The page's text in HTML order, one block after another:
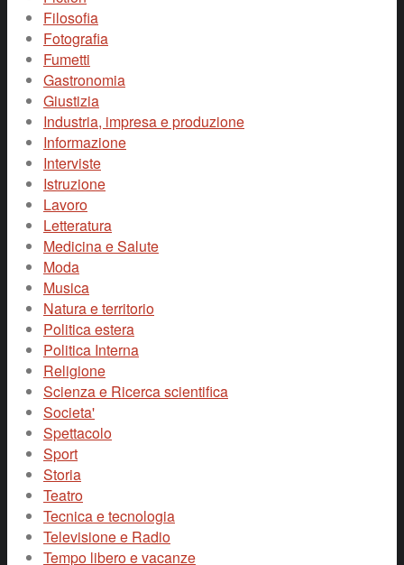
Filosofia
Fotografia
Fumetti
Gastronomia
Giustizia
Industria, impresa e produzione
Informazione
Interviste
Istruzione
Lavoro
Letteratura
Medicina e Salute
Moda
Musica
Natura e territorio
Politica estera
Politica Interna
Religione
Scienza e Ricerca scientifica
Societa'
Spettacolo
Sport
Storia
Teatro
Tecnica e tecnologia
Televisione e Radio
Tempo libero e vacanze